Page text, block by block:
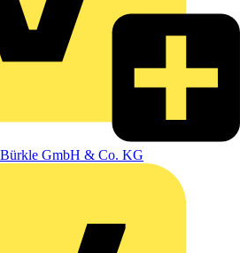
GmbH & Co. KG